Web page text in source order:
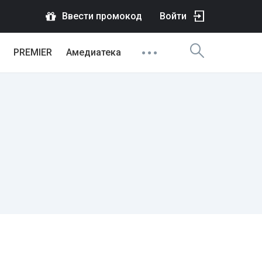
Ввести промокод Войти
PREMIER Амедиатека